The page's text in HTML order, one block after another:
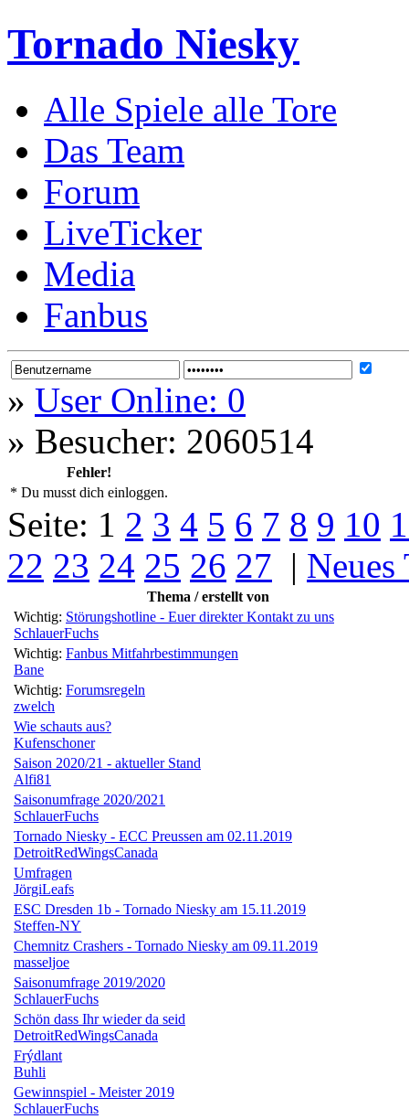
Tornado Niesky
Alle Spiele alle Tore
Das Team
Forum
LiveTicker
Media
Fanbus
» User Online: 0
» Besucher: 2060514
Fehler!
* Du musst dich einloggen.
Seite: 1 2 3 4 5 6 7 8 9 10
22 23 24 25 26 27 | Neues
Thema / erstellt von
Wichtig: Störungshotline - Euer direkter Kontakt zu uns
SchlauerFuchs
Wichtig: Fanbus Mitfahrbestimmungen
Bane
Wichtig: Forumsregeln
zwelch
Wie schauts aus?
Kufenschoner
Saison 2020/21 - aktueller Stand
Alfi81
Saisonumfrage 2020/2021
SchlauerFuchs
Tornado Niesky - ECC Preussen am 02.11.2019
DetroitRedWingsCanada
Umfragen
JörgiLeafs
ESC Dresden 1b - Tornado Niesky am 15.11.2019
Steffen-NY
Chemnitz Crashers - Tornado Niesky am 09.11.2019
masseljoe
Saisonumfrage 2019/2020
SchlauerFuchs
Schön dass Ihr wieder da seid
DetroitRedWingsCanada
Frýdlant
Buhli
Gewinnspiel - Meister 2019
SchlauerFuchs